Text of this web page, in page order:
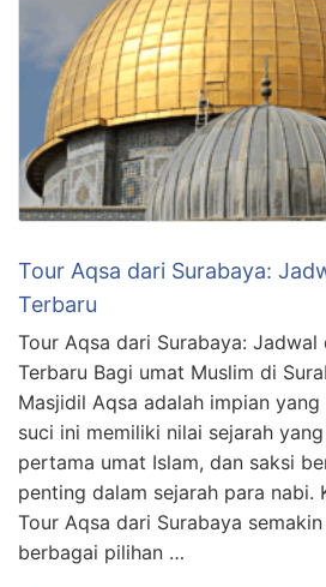
Tour Aqsa dari Surabaya:
Terbaru
Tour Aqsa dari Surabaya: Jadwal
Terbaru Bagi umat Muslim di
Masjidil Aqsa adalah impian
suci ini memiliki nilai sejarah
pertama umat Islam, dan saksi
penting dalam sejarah para nabi.
Tour Aqsa dari Surabaya
berbagai pilihan …